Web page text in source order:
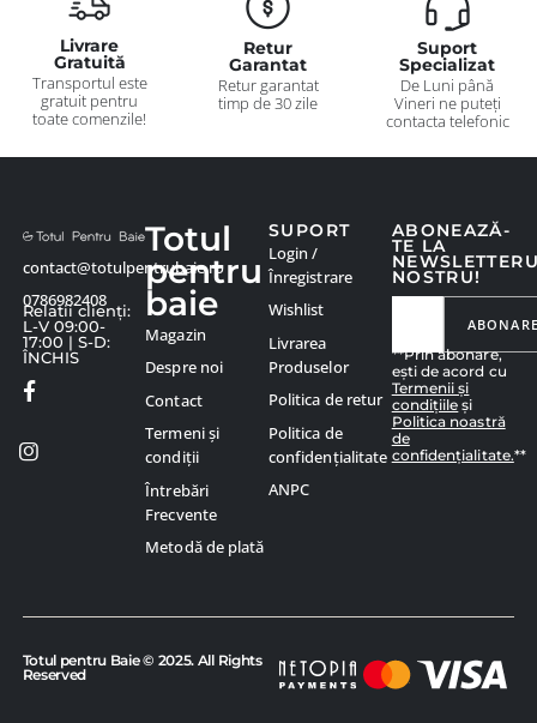
Livrare
Gratuită
Transportul este
gratuit pentru
toate comenzile!
Retur
Garantat
Retur garantat
timp de 30 zile
Suport
Specializat
De Luni până
Vineri ne puteți
contacta telefonic
contact@totulpentrubaie.ro
0786982408
Relatii clienți:
L-V 09:00-
17:00 | S-D:
ÎNCHIS
ABONEAZĂ-
TE LA
NOSTRU!
**Prin abonare,
ești de acord cu
Termenii și
condițiile și
Politica noastră
de
confidențialitate.**
Totul
pentru
baie
Magazin
Despre noi
Contact
Termeni și
condiții
Întrebări
Frecvente
Metodă de plată
SUPORT
Login /
Înregistrare
Wishlist
Livrarea
Produselor
Politica de retur
Politica de
confidențialitate
ANPC
Totul pentru Baie © 2025. All Rights
Reserved